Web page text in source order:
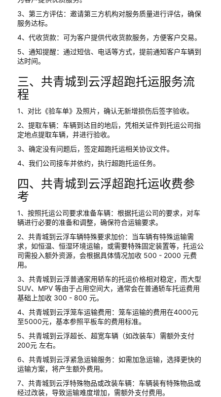
3、第三方评估：邀请第三方机构对服务质量进行评估，确保
服务达标。
4、代收货款：可为客户提供代收货款服务，方便客户交易。
5、通知提醒：通过短信、电话等方式，提前通知客户车辆到
达时间。
三、共青城到云浮超跑托运服务流
程
1、对比《验车单》及照片，确认无新增损伤后签字验收。
2、提取车辆：车辆到达目的地后，凭相关证件到托运公司指
定地点提取车辆，并进行验收。
3、确定没有问题后，签定超跑托运相关协议文件。
4、我们公司接车并依约，执行超跑托运任务。
四、共青城到云浮超跑托运收费参
考
1、按照托运公司要求准备车辆：根据托运公司的要求，对车
辆进行必要的准备和调整，确保符合运输要求。
2、共青城到云浮车辆特殊要求加价：当车辆有特殊运输需
求，如恒温、恒湿环境运输，或需要特殊固定装置等，托运公
司需投入额外资源，会根据具体情况加收 500 - 2000 元费
用。
3、共青城到云浮普通家用轿车的托运价格相对稳定，而大型
SUV、MPV 等由于占用空间大，通常会在普通轿车托运费用
基础上加收 300 - 800 元。
4、共青城到云浮笼车运输费用：笼车运输的费用在4000元
至5000元，基本参照平板车的费用标准。
5、共青城到云浮超长、超宽车辆（如改装车）需额外支付
200元 左右。
6、共青城到云浮紧急运输服务：如需加急运输，选择更快的
运输方案，将产生额外费用。
7、共青城到云浮特殊物品或改装车辆：车辆装有特殊物品或
经过改装，导致运输难度增加，需额外支付费用。